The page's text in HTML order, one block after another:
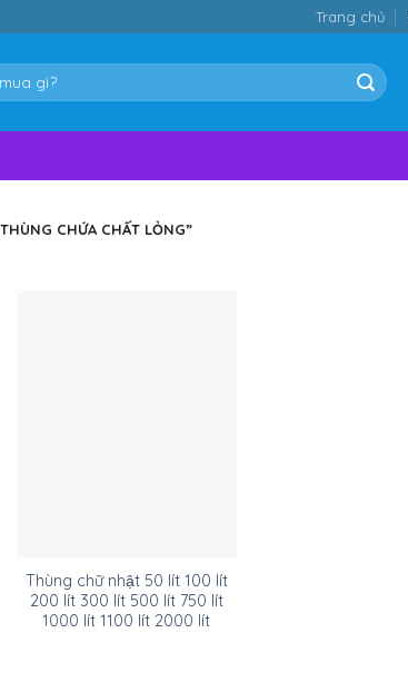
Trang chủ
CHỨA CHẤT LỎNG”
Thùng chữ nhật 50 lít 100 lít
200 lít 300 lít 500 lít 750 lít
1000 lít 1100 lít 2000 lít